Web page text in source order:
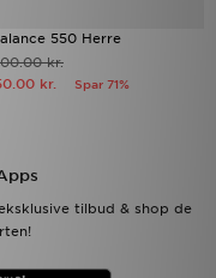
550 Herre
kr.
kr. Spar 71%
tilbud & shop de